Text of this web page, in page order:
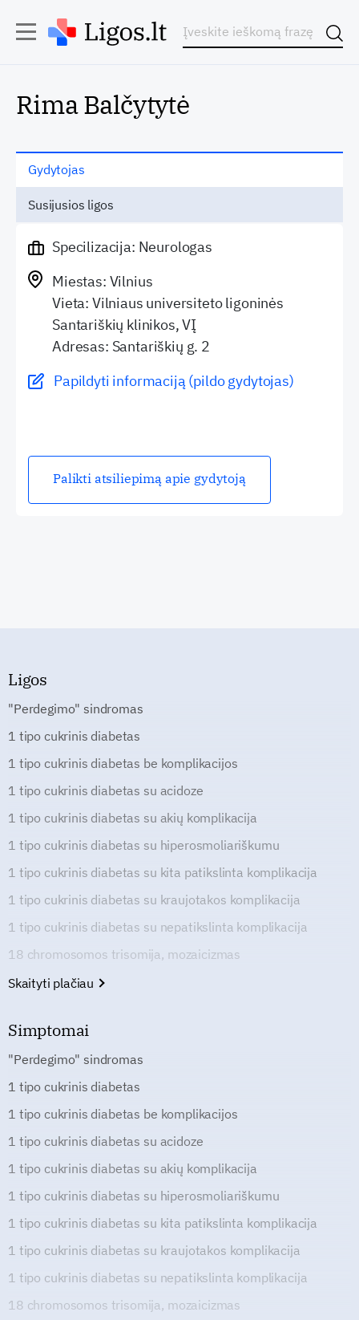
Rima Balčytytė
Gydytojas
Susijusios ligos
Specilizacija: Neurologas
Miestas: Vilnius
Vieta: Vilniaus universiteto ligoninės
Santariškių klinikos, VĮ
Adresas: Santariškių g. 2
Papildyti informaciją (pildo gydytojas)
Palikti atsiliepimą apie gydytoją
Ligos
"Perdegimo" sindromas
1 tipo cukrinis diabetas
1 tipo cukrinis diabetas be komplikacijos
1 tipo cukrinis diabetas su acidoze
1 tipo cukrinis diabetas su akių komplikacija
1 tipo cukrinis diabetas su hiperosmoliariškumu
1 tipo cukrinis diabetas su kita patikslinta komplikacija
1 tipo cukrinis diabetas su kraujotakos komplikacija
1 tipo cukrinis diabetas su nepatikslinta komplikacija
18 chromosomos trisomija, mozaicizmas
Skaityti plačiau
Simptomai
"Perdegimo" sindromas
1 tipo cukrinis diabetas
1 tipo cukrinis diabetas be komplikacijos
1 tipo cukrinis diabetas su acidoze
1 tipo cukrinis diabetas su akių komplikacija
1 tipo cukrinis diabetas su hiperosmoliariškumu
1 tipo cukrinis diabetas su kita patikslinta komplikacija
1 tipo cukrinis diabetas su kraujotakos komplikacija
1 tipo cukrinis diabetas su nepatikslinta komplikacija
18 chromosomos trisomija, mozaicizmas